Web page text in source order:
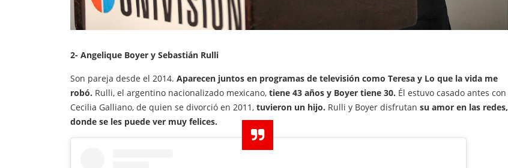
2- Angelique Boyer y Sebastián Rulli
Son pareja desde el 2014. Aparecen juntos en programas de televisión como Teresa y Lo que la vida me
robó. Rulli, el argentino nacionalizado mexicano, tiene 43 años y Boyer tiene 30. Él estuvo casado antes con
Cecilia Galliano, de quien se divorció en 2011, tuvieron un hijo. Rulli y Boyer disfrutan su amor en las redes,
donde se les puede ver muy felices.